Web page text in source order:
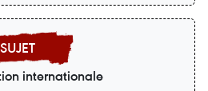
internationale